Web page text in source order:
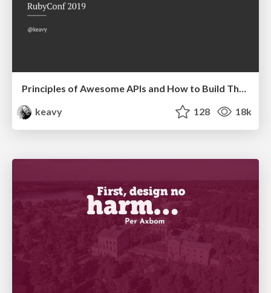
Principles of Awesome APIs and How to Build Them.
keavy
128 18k